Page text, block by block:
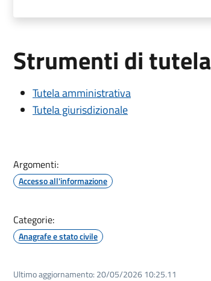
Strumenti di tutela
Tutela amministrativa
Tutela giurisdizionale
Argomenti:
Accesso all'informazione
Categorie:
Anagrafe e stato civile
Ultimo aggiornamento: 20/05/2026 10:25.11